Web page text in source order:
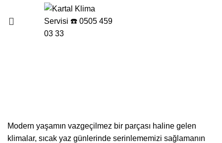
Modern yaşamın vazgeçilmez bir parçası haline gelen
klimalar, sıcak yaz günlerinde serinlememizi sağlamanın